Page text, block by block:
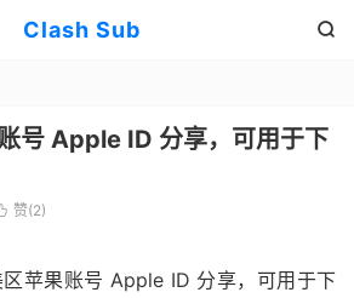
Clash Sub 
号 Apple ID 分享，可用于下
赞(2)
苹果账号 Apple ID 分享，可用于下